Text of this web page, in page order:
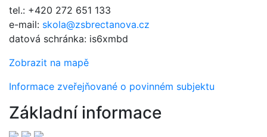
tel.: +420 272 651 133
e-mail: skola@zsbrectanova.cz
datová schránka: is6xmbd
Zobrazit na mapě
Informace zveřejňované o povinném subjektu
Základní informace